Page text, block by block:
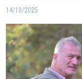
14/10/2025